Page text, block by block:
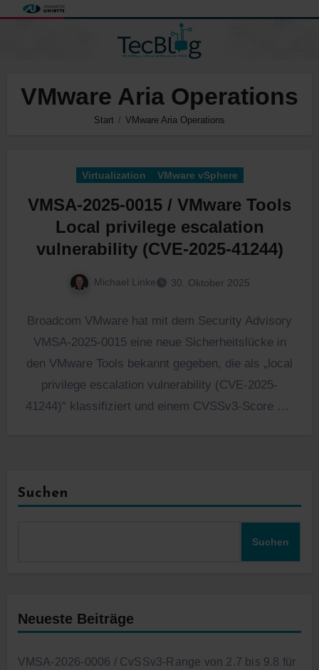
VMware Aria Operations
Start VMware Aria Operations
Virtualization VMware vSphere
VMSA-2025-0015 / VMware Tools
Local privilege escalation
vulnerability (CVE-2025-41244)
Michael Linke 30. Oktober 2025
Broadcom VMware hat mit dem Security Advisory
VMSA-2025-0015 eine neue Sicherheitslücke in
den VMware Tools bekannt gegeben, die als „local
privilege escalation vulnerability (CVE-2025-
41244)“ klassifiziert und einem CVSSv3-Score 7.8
Suchen
Suchen
Neueste Beiträge
VMSA-2026-0006 / CvSSv3-Range von 2.7 bis 9.8 für